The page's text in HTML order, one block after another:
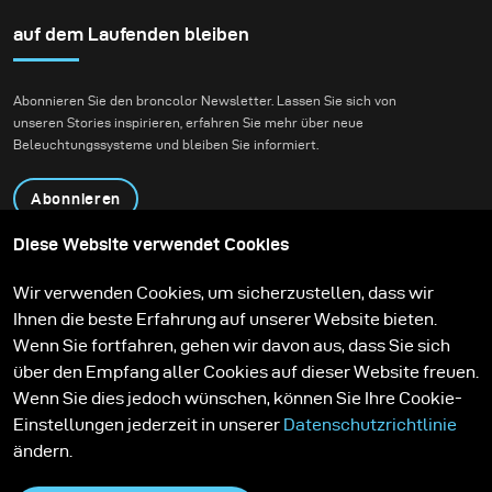
einzufrieren und
gleichzeitig die
des Waldes zu
bewahren. Unser Ziel
Action-Aufnahmen zu
Tiefe, Stimmung und
zu verlieren.
auf dem Laufenden bleiben
Abonnieren Sie den broncolor Newsletter. Lassen Sie sich von
unseren Stories inspirieren, erfahren Sie mehr über neue
Beleuchtungssysteme und bleiben Sie informiert.
Abonnieren
Kontakt
Technologien
Contribute to our blog
Lernen
Support
Karriere
Media Center
Diese Website verwendet Cookies
Wir verwenden Cookies, um sicherzustellen, dass wir
Ihnen die beste Erfahrung auf unserer Website bieten.
Wenn Sie fortfahren, gehen wir davon aus, dass Sie sich
über den Empfang aller Cookies auf dieser Website freuen.
Wenn Sie dies jedoch wünschen, können Sie Ihre Cookie-
Einstellungen jederzeit in unserer Datenschutzrichtlinie
ändern.